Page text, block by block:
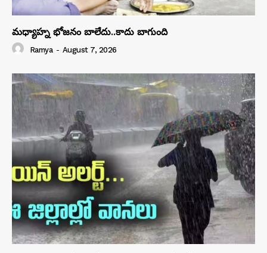
మధ్యాహ్న భోజనం బాలేదు..కాదు బాగుంది
Ramya - August 7, 2026